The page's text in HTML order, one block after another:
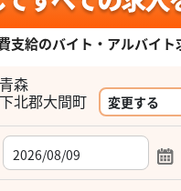
支給のバイト・アルバイト
青森
下北郡大間町 変更する